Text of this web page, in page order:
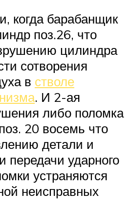
когда барабанщик
поз.26, что
цилиндра
сотворения
в стволе
. И 2-ая
либо поломка
20 восемь что
детали и
передачи ударного
устраняются
неисправных